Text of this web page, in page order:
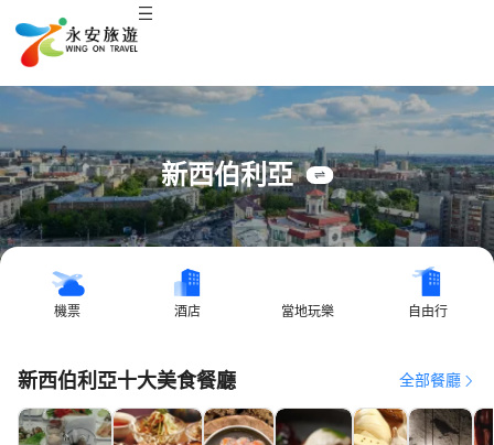
新西伯利亞
機票 酒店 當地玩樂 自由行
新西伯利亞十大美食餐廳 全部餐廳